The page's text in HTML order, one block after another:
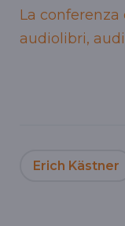
La
audiolibri,
Erich Kästner